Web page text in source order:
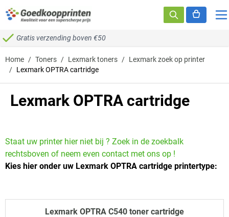
Ga naar de inhoud
Gratis verzending boven €50
Home / Toners / Lexmark toners / Lexmark zoek op printer
/ Lexmark OPTRA cartridge
Lexmark OPTRA cartridge
Staat uw printer hier niet bij ? Zoek in de zoekbalk
rechtsboven of neem even contact met ons op !
Kies hier onder uw Lexmark OPTRA cartridge printertype:
Lexmark OPTRA C540 toner cartridge